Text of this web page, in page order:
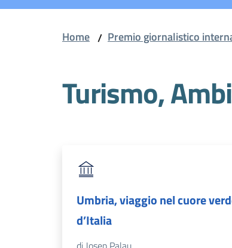
Home / Premio giornalistico
Turismo,
Umbria, viaggio nel cuore
d’Italia